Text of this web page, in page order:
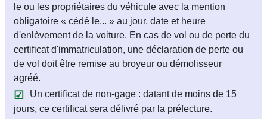
le ou les propriétaires du véhicule avec la mention
obligatoire « cédé le... » au jour, date et heure
d'enlèvement de la voiture. En cas de vol ou de perte du
certificat d'immatriculation, une déclaration de perte ou
de vol doit être remise au broyeur ou démolisseur
agréé.
Un certificat de non-gage : datant de moins de 15
jours, ce certificat sera délivré par la préfecture.